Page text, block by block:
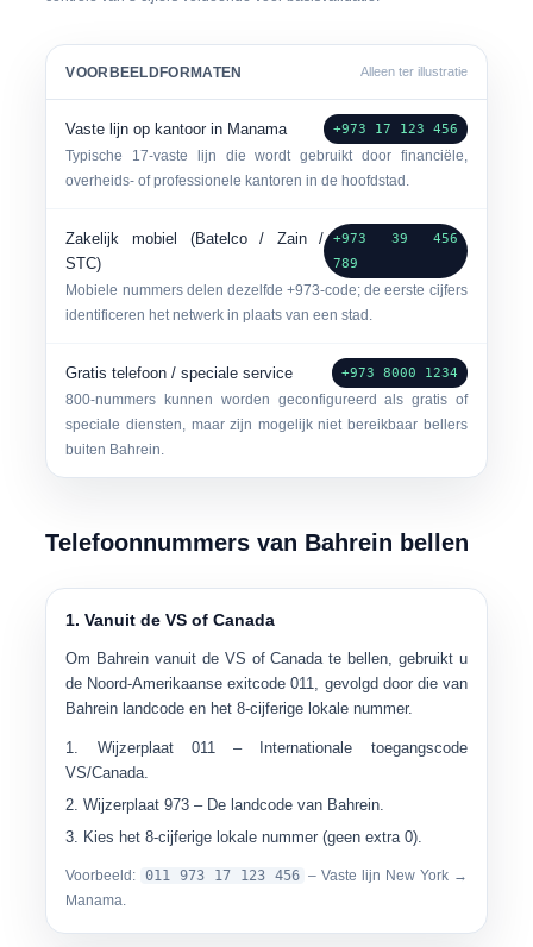
VOORBEELDFORMATEN Alleen ter illustratie
Vaste lijn op kantoor in Manama +973 17 123 456
Typische 17-vaste lijn die wordt gebruikt door financiële,
overheids- of professionele kantoren in de hoofdstad.
Zakelijk mobiel (Batelco / Zain /
STC)
+973 39 456
789
Mobiele nummers delen dezelfde +973-code; de eerste cijfers
identificeren het netwerk in plaats van een stad.
Gratis telefoon / speciale service +973 8000 1234
800-nummers kunnen worden geconfigureerd als gratis of
speciale diensten, maar zijn mogelijk niet bereikbaar bellers
buiten Bahrein.
Telefoonnummers van Bahrein bellen
1. Vanuit de VS of Canada
Om Bahrein vanuit de VS of Canada te bellen, gebruikt u
de Noord-Amerikaanse exitcode 011, gevolgd door die van
Bahrein landcode en het 8-cijferige lokale nummer.
Wijzerplaat 011– Internationale toegangscode
VS/Canada.
Wijzerplaat973 – De landcode van Bahrein.
Kies het 8-cijferige lokale nummer (geen extra 0).
Voorbeeld: 011 973 17 123 456 – Vaste lijn New York →
Manama.